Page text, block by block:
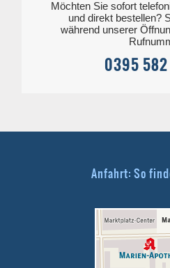
Möchten Sie sofort
und direkt bestellen?
während unserer
0395
Anfahrt: So